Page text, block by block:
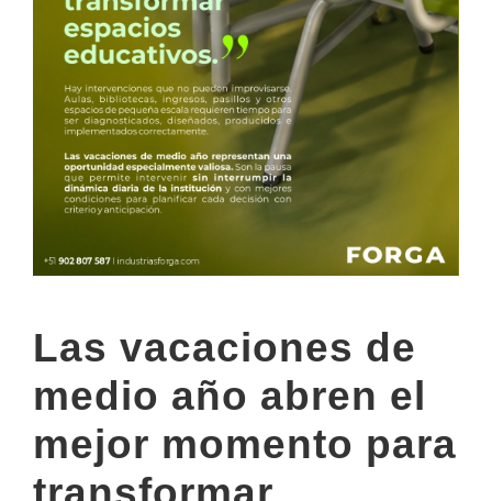
Las vacaciones de
medio año abren el
mejor momento para